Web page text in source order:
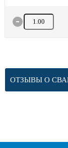
Количество
ОТЗЫВЫ О